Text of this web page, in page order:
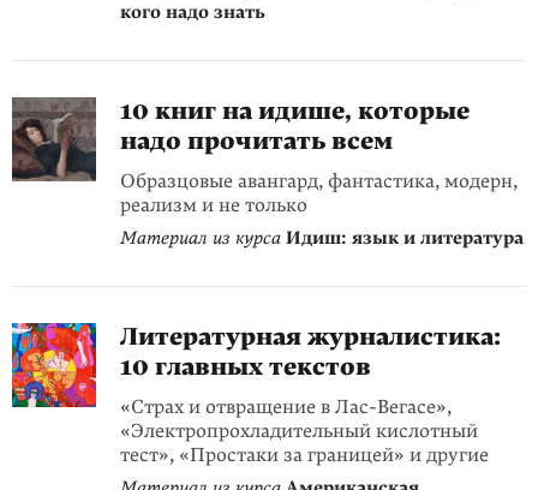
кого надо знать
10 книг на идише, которые
надо прочитать всем
Образцовые авангард, фантастика, модерн,
реализм и не только
Материал из курса Идиш: язык и литература
Литературная журналистика:
10 главных текстов
«Страх и отвращение в Лас-Вегасе»,
«Электропрохладительный кислотный
тест», «Простаки за границей» и другие